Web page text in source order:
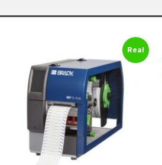
Rea!